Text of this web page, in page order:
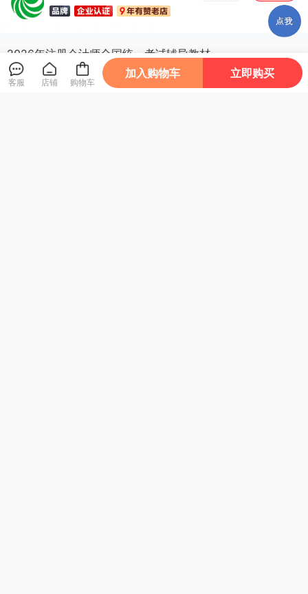
2026年注册会计师全国统一考试辅导教材
客服 店铺 购物车
加入购物车 立即购买